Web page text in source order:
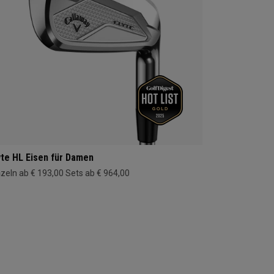
HL Eisen für Damen
ab € 193,00 Sets ab € 964,00